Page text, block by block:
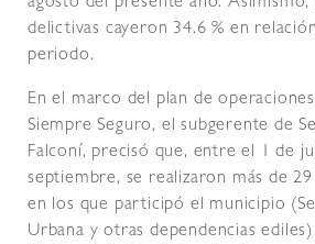
agosto del presente año. Asimismo,
delictivas cayeron 34.6 % en
periodo.
En el marco del plan de
Siempre Seguro, el subgerente de
Falconí, precisó que, entre el 1 de
septiembre, se realizaron más de
en los que participó el municipio
Urbana y otras dependencias